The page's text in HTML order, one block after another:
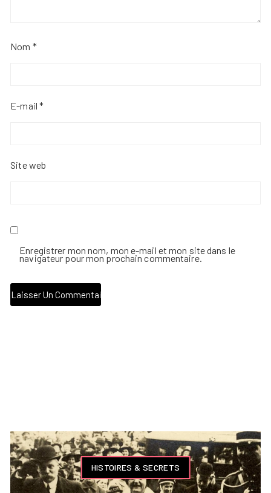
Nom *
E-mail*
Site web
Enregistrer mon nom, mon e-mail et mon site dans le
navigateur pour mon prochain commentaire.
HISTOIRES & SECRETS